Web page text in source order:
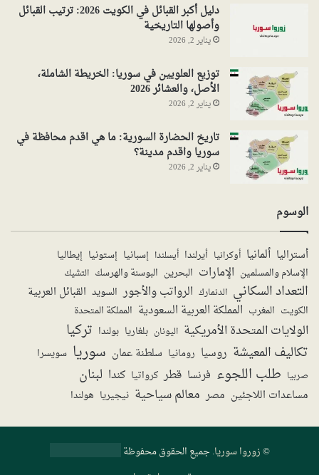
دليل أكبر القبائل في الكويت 2026: ترتيب القبائل
وأصولها التاريخية
يناير 2, 2026
توزيع العلويين في سوريا: الخريطة الشاملة،
الأصل، والعشائر 2026
يناير 2, 2026
تاريخ الحضارة السورية: ما هي اقدم محافظة في
سوريا واقدم مدينة؟
يناير 2, 2026
الوسوم
أستراليا ألمانيا أوكرانيا أيرلندا أيسلندا إسبانيا إستونيا إيطاليا
الإسلام والمسلمين الإمارات البحرين البوسنة والهرسك التشيك
التعداد السكاني الدنمارك الرواتب والأجور السويد القبائل العربية
الكويت المغرب المملكة العربية السعودية المملكة المتحدة
الولايات المتحدة الأمريكية اليونان بلغاريا بولندا تركيا
تكاليف المعيشة روسيا رومانيا سلطنة عمان سوريا سويسرا
صربيا طلب اللجوء فرنسا قطر كرواتيا كندا لبنان
مساعدات اللاجئين مصر معالم سياحية نيجيريا هولندا
©زوروا سوريا. جميع الحقوق محفوظة